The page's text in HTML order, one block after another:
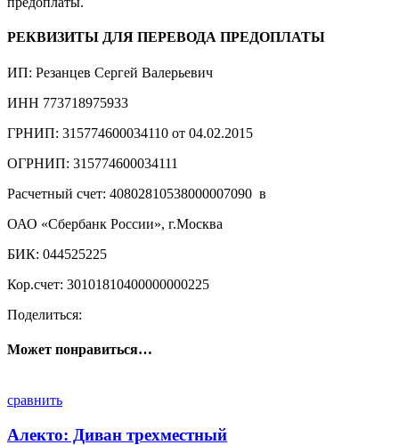
РЕКВИЗИТЫ ДЛЯ ПЕРЕВОДА ПРЕДОПЛАТЫ
ИП: Резанцев Сергей Валерьевич
ИНН 773718975933
ГРНИП: 315774600034110 от 04.02.2015
ОГРНИП: 315774600034111
Расчетный счет: 40802810538000007090 в
ОАО «Сбербанк России», г.Москва
БИК: 044525225
Кор.счет: 30101810400000000225
Поделиться:
Может понравиться…
сравнить
Алекто: Диван трехместный